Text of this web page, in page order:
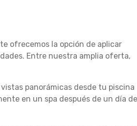
ofrecemos la opción de aplicar
Entre nuestra amplia oferta,
panorámicas desde tu piscina
en un spa después de un día de